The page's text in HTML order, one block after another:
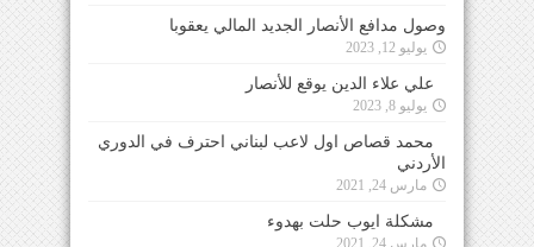
وصول مدافع الأنصار الجديد المالي يعقوبا
يوليو 12, 2023
علي علاء الدين يوقع للأنصار
يوليو 8, 2023
محمد قصاص اول لاعب لبناني احترف في الدوري
الأردني
مارس 24, 2021
مشكلة ايوب حلت بهدوء
مارس 24, 2021